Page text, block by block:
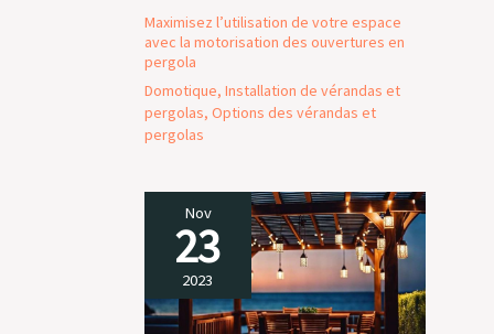
matériau robuste qui
rester en bon état
même au contact de
bi matière pour un
confort d'utilisation
optimal et une
meilleure prise en
main
Maximisez l’utilisation de votre espace
avec la motorisation des ouvertures en
pergola
Domotique, Installation de vérandas et
pergolas, Options des vérandas et
pergolas
Nov
23
2023